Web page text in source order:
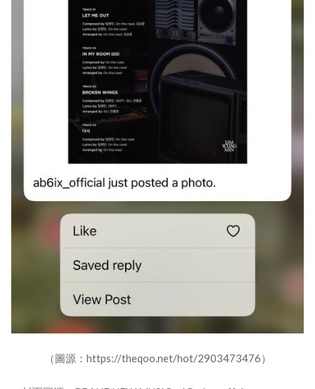
（圖源：https://theqoo.net/hot/2903473476）